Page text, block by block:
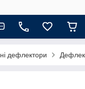
дефлектори